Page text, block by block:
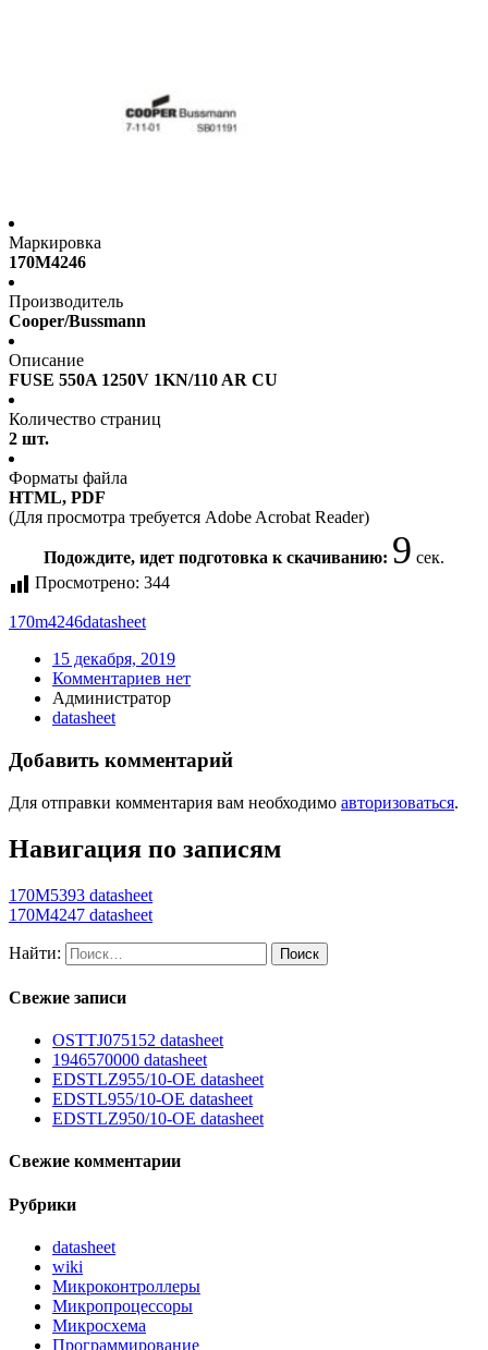
Маркировка
170M4246
Производитель
Cooper/Bussmann
Описание
FUSE 550A 1250V 1KN/110 AR CU
Количество страниц
2 шт.
Форматы файла
HTML, PDF
(Для просмотра требуется Adobe Acrobat Reader)
Подождите, идет подготовка к скачиванию: 9 сек.
Просмотрено: 344
170m4246datasheet
15 декабря, 2019
Комментариев нет
Администратор
datasheet
Добавить комментарий
Для отправки комментария вам необходимо авторизоваться.
Навигация по записям
170M5393 datasheet
170M4247 datasheet
Найти:
Свежие записи
OSTTJ075152 datasheet
1946570000 datasheet
EDSTLZ955/10-OE datasheet
EDSTL955/10-OE datasheet
EDSTLZ950/10-OE datasheet
Свежие комментарии
Рубрики
datasheet
wiki
Микроконтроллеры
Микропроцессоры
Микросхема
Программирование